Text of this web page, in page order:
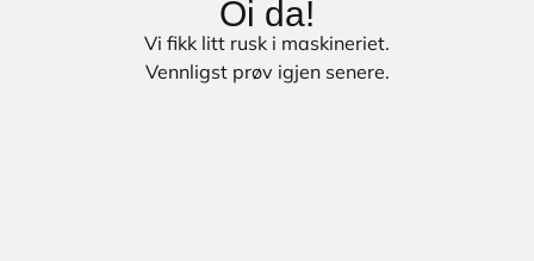
Oi da!
Vi fikk litt rusk i maskineriet.
Vennligst prøv igjen senere.